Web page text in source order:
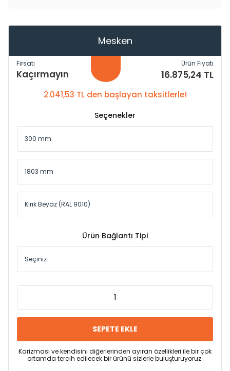
Mesken
Fırsatı
Kaçırmayın
Ürün Fiyatı
16.875,24 TL
2.041,53 TL den başlayan taksitlerle!
Seçenekler
Ürün Bağlantı Tipi
SEPETE EKLE
Karizması ve kendisini diğerlerinden ayıran özellikleri ile bir çok
ortamda tercih edilecek bir ürünü sizlerle buluşturuyoruz.